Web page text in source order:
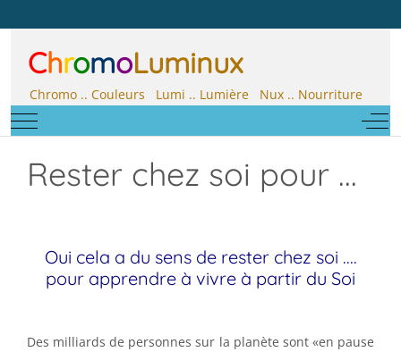
ChromoLuminux
Chromo .. Couleurs Lumi .. Lumière Nux .. Nourriture
Mobile Menu Toggle
Off-
Rester chez soi pour ...
Oui cela a du sens de rester chez soi ....
pour apprendre à vivre à partir du Soi
Des milliards de personnes sur la planète sont «en pause